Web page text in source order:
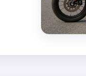
MapLibre|OpenFreeMap